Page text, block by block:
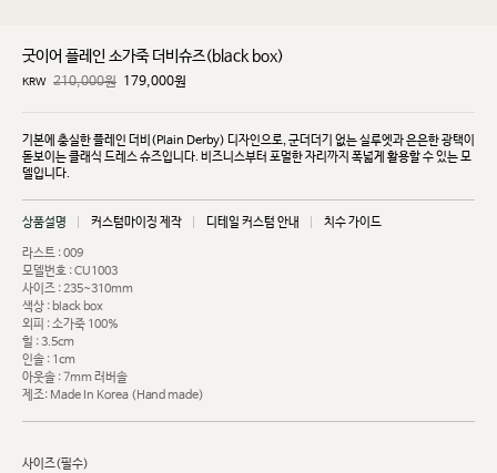
굿이어 플레인 소가죽 더비슈즈(black box)
KRW 210,000원 179,000원
기본에 충실한 플레인 더비(Plain Derby) 디자인으로, 군더더기 없는 실루엣과 은은한 광택이
돋보이는클래식 드레스 슈즈입니다. 비즈니스부터 포멀한 자리까지 폭넓게 활용할 수 있는 모
델입니다.
상품설명 커스텀마이징 제작 디테일 커스텀 안내 치수 가이드
라스트 : 009
모델번호 : CU1003
사이즈 : 235~310mm
색상 : black box
외피 : 소가죽 100%
힐 : 3.5cm
인솔 : 1cm
아웃솔 : 7mm 러버솔
제조: Made In Korea (Hand made)
사이즈(필수)